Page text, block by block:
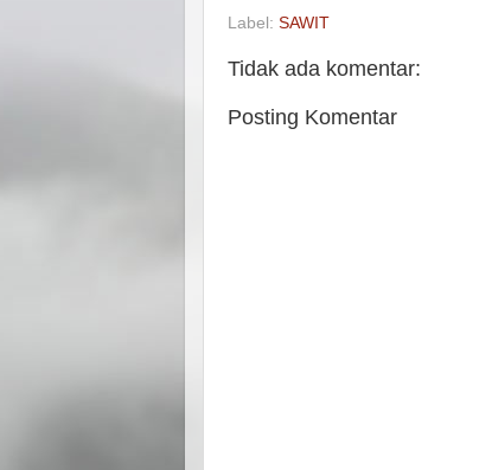
Label: SAWIT
Tidak ada komentar:
Posting Komentar